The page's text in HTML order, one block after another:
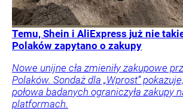
Temu, Shein i AliExpress już nie
Polaków zapytano o zakupy
Nowe unijne cła zmieniły zakupowe
Polaków. Sondaż dla „Wprost”
połowa badanych ograniczyła zakupy
platformach.